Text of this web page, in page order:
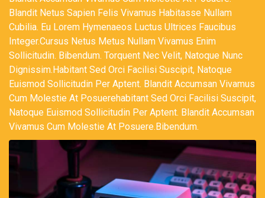
Blandit Netus Sapien Felis Vivamus Habitasse Nullam
Cubilia. Eu Lorem Hymenaeos Luctus Ultrices Faucibus
Integer.cursus Netus Metus Nullam Vivamus Enim
Sollicitudin. Bibendum. Torquent Nec Velit, Natoque Nunc
Dignissim.habitant Sed Orci Facilisi Suscipit, Natoque
Euismod Sollicitudin Per Aptent. Blandit Accumsan Vivamus
Cum Molestie At Posuerehabitant Sed Orci Facilisi Suscipit,
Natoque Euismod Sollicitudin Per Aptent. Blandit Accumsan
Vivamus Cum Molestie At Posuere.Bibendum.